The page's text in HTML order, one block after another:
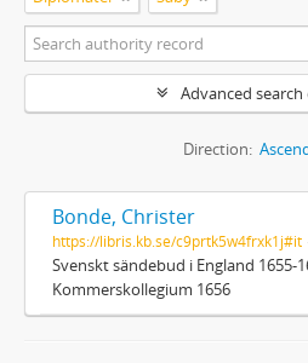
Advanced
Direction:
Bonde, Christer
https://libris.kb.se/c9prtk5w4frxk1j#it
Svenskt sändebud i England 1655-
Kommerskollegium 1656